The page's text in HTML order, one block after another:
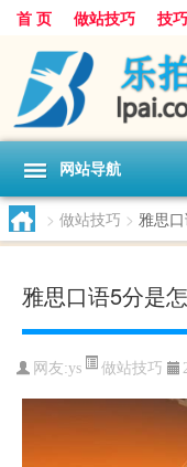
首 页 做站技巧 技
网站导航
> 做站技巧 > 雅思
雅思口语5分是
网友:ys 做站技巧